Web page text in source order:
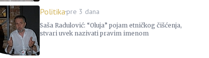
Politikapre 3 dana
Saša Radulović: “Oluja” pojam etničkog čišćenja,
stvari uvek nazivati pravim imenom